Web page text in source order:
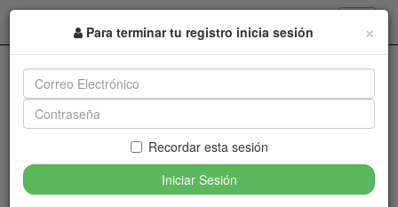
Finalizar Compra
Nombre:
×
Para terminar tu registro inicia sesión
Recordar esta sesión
Iniciar Sesión